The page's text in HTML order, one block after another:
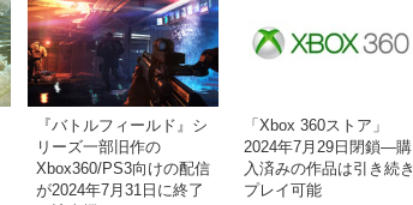
『バトルフィールド』シ
リーズ一部旧作の
Xbox360/PS3向けの配信
が2024年7月31日に終了
「Xbox 360ストア」
2024年7月29日閉鎖―購
入済みの作品は引き続き
プレイ可能